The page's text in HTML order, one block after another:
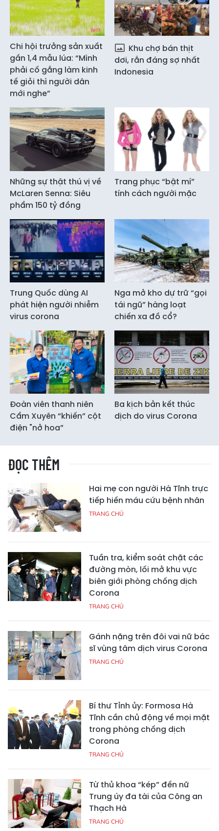
Chi hội trưởng sản xuất
gần 1,4 mẫu lúa: “Mình
phải cố gắng làm kinh
tế giỏi thì người dân
mới nghe”
Khu chợ bán thịt
dơi, rắn đáng sợ nhất
Indonesia
Những sự thật thú vị về
McLaren Senna: Siêu
phẩm 150 tỷ đồng
Trang phục “bật mí”
tính cách người mặc
Trung Quốc dùng AI
phát hiện người nhiễm
virus corona
Nga mở kho dự trữ “gọi
tái ngũ” hàng loạt
chiến xa đồ cổ?
Đoàn viên thanh niên
Cẩm Xuyên “khiến” cột
điện "nở hoa”
Ba kịch bản kết thúc
dịch do virus Corona
ĐỌC THÊM
Hai mẹ con người Hà Tĩnh trực
tiếp hiến máu cứu bệnh nhân
TRANG CHỦ
Tuần tra, kiểm soát chặt các
đường mòn, lối mở khu vực
biên giới phòng chống dịch
Corona
TRANG CHỦ
Gánh nặng trên đôi vai nữ bác
sĩ vùng tâm dịch virus Corona
TRANG CHỦ
Bí thư Tỉnh ủy: Formosa Hà
Tĩnh cần chủ động về mọi mặt
trong phòng chống dịch
Corona
TRANG CHỦ
Từ thủ khoa “kép” đến nữ
Trung úy đa tài của Công an
Thạch Hà
TRANG CHỦ